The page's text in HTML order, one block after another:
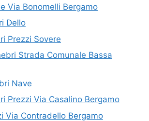
Via Bonomelli Bergamo
Dello
Prezzi Sovere
Strada Comunale Bassa
Nave
Prezzi Via Casalino Bergamo
Via Contradello Bergamo